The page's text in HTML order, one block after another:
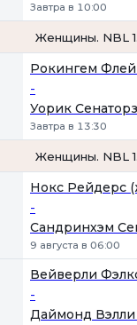
Завтра в 10:00
Женщины. NBL
Рокингем
-
Уорик
Завтра в 13:30
Женщины. NBL
Нокс Рейдерс
-
Сандринхэм
9 августа в 06:00
Вейверли
-
Даймонд Вэлли